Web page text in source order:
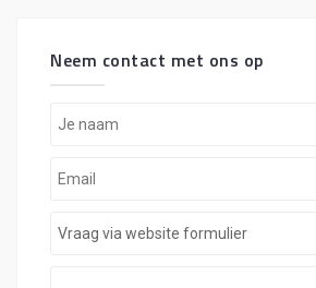
Neem contact met ons op